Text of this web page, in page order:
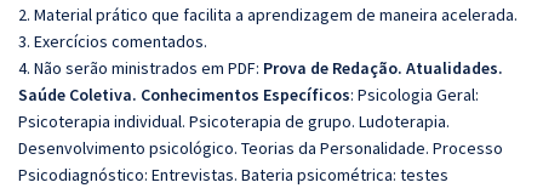
2. Material prático que facilita a aprendizagem de maneira acelerada.
3. Exercícios comentados.
4. Não serão ministrados em PDF: Prova de Redação. Atualidades.
Saúde Coletiva. Conhecimentos Específicos: Psicologia Geral:
Psicoterapia individual. Psicoterapia de grupo. Ludoterapia.
Desenvolvimento psicológico. Teorias da Personalidade. Processo
Psicodiagnóstico: Entrevistas. Bateria psicométrica: testes